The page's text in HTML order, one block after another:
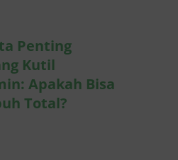
Penting
Kutil
Apakah Bisa
Total?